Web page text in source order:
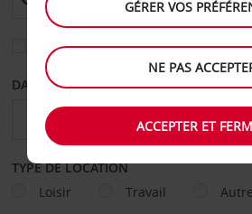
Sélectionnez une autre agence de
DATE DE DÉPART DATE
TYPE DE LOCATION
Loisir
Travail Autre
GÉRER VOS
NE PAS
ACCEPTER ET